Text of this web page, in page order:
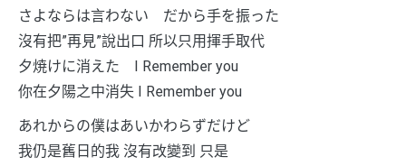
さよならは言わない だから手を振った
沒有把”再見”說出口 所以只用揮手取代
夕焼けに消えた I Remember you
你在夕陽之中消失 I Remember you
あれからの僕はあいかわらずだけど
我仍是舊日的我 沒有改變到 只是